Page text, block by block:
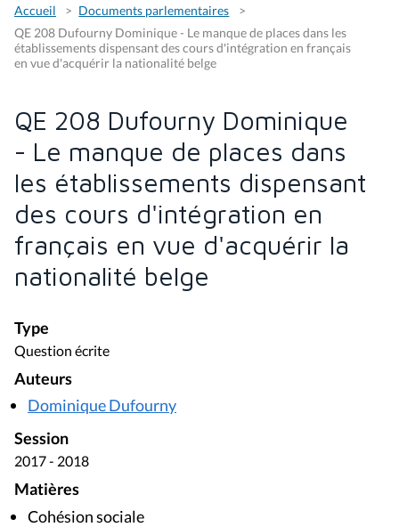
Accueil
Documents parlementaires
QE 208 Dufourny Dominique - Le manque de places dans les
établissements dispensant des cours d'intégration en français
en vue d'acquérir la nationalité belge
QE 208 Dufourny Dominique
- Le manque de places dans
les établissements dispensant
des cours d'intégration en
français en vue d'acquérir la
nationalité belge
Type
Question écrite
Auteurs
Dominique Dufourny
Session
2017 - 2018
Matières
Cohésion sociale